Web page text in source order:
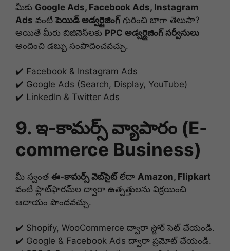
మీకు Google Ads, Facebook Ads, Instagram
Ads వంటి పెయిడ్ అడ్వర్టైజింగ్గురించి బాగా తెలుసా?
అయితే మీరు బిజినెస్‌లకు PPC అడ్వర్టైజింగ్ సర్వీసులు
అందించి డబ్బు సంపాదించవచ్చు.
✔️ Facebook & Instagram Ads
✔️ Google Ads (Search, Display, YouTube)
✔️ LinkedIn & Twitter Ads
9. ఇ-కామర్స్ వ్యాపారం (E-
commerce Business)
మీ స్వంత ఈ-కామర్స్ వెబ్‌సైట్లేదా Amazon, Flipkart
వంటి ప్లాట్‌ఫారమ్‌ల ద్వారా ఉత్పత్తులను విక్రయించి
ఆదాయం పొందవచ్చు.
✔️ Shopify, WooCommerce ద్వారా స్టోర్ సెట్ చేయండి.
✔️ Google & Facebook Ads ద్వారా ప్రమోట్ చేయండి.